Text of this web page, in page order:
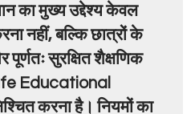
का मुख्य उद्देश्य केवल
नहीं, बल्कि छात्रों के
सुरक्षित शैक्षणिक
Educational
करना है। नियमों का